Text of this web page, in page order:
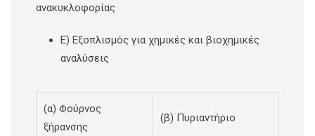
ανακυκλοφορίας
E) Εξοπλισμός για χημικές και βιοχημικές
αναλύσεις
(α) Φούρνος
ξήρανσης
(β) Πυριαντήριο